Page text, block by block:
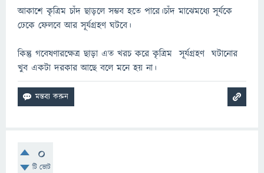
আকাশে কৃত্রিম চাঁদ ছাড়লে সম্ভব হতে পারে।চাঁদ মাঝেমধ্যে সূর্যকে
ঢেকে ফেলবে আর সূর্যগ্রহণ ঘটবে।
কিন্তু গবেষণারক্ষেত্র ছাড়া এত খরচ করে কৃত্রিম সূর্যগ্রহণ ঘটানোর
খুব একটা দরকার আছে বলে মনে হয় না।
0
টি ভোট